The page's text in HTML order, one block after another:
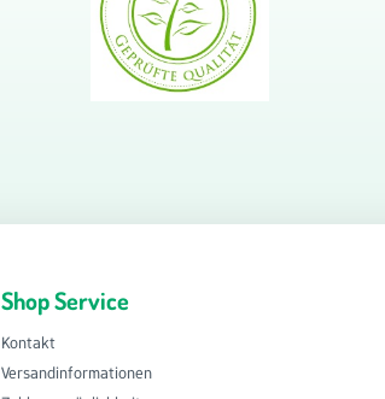
Shop Service
Kontakt
Versandinformationen